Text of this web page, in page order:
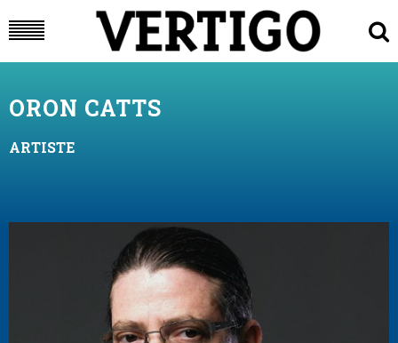
ORON CATTS
ARTISTE